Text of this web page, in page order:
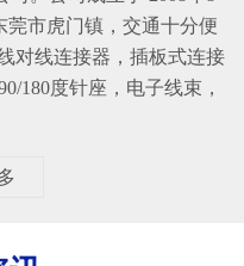
莞市虎门镇，交通十分便
对线连接器，插板式连接
180度针座，电子线束，